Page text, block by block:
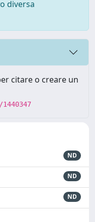
diversa
citare o creare un
ND
ND
ND